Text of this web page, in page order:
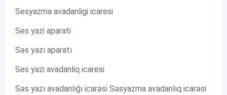
Sesyazma avadanligi icaresi
Ses yazi aparati
Səs yazı aparatı
Ses yazi avadanliq icaresi
Səs yazı avadanlığı icarəsi Səsyazma avadanlıq icarəsi